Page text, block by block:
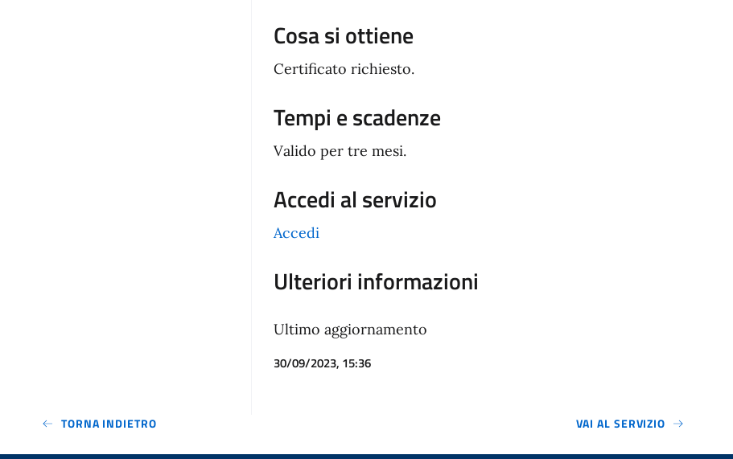
Cosa si ottiene
Certificato richiesto.
Tempi e scadenze
Valido per tre mesi.
Accedi al servizio
Accedi
Ulteriori informazioni
Ultimo aggiornamento
30/09/2023, 15:36
TORNA INDIETRO VAI AL SERVIZIO